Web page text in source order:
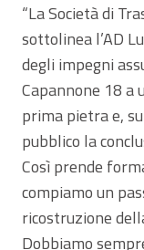
“La Società di
sottolinea l’AD
degli impegni
Capannone 18 a
prima pietra e,
pubblico la
Così prende
compiamo un
ricostruzione
Dobbiamo